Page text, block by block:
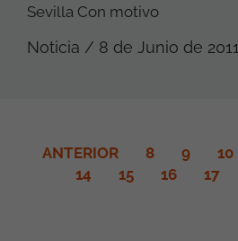
Sevilla Con motivo
Noticia / 8 de Junio de 2011
ANTERIOR 8 9 10
14
15 16 17